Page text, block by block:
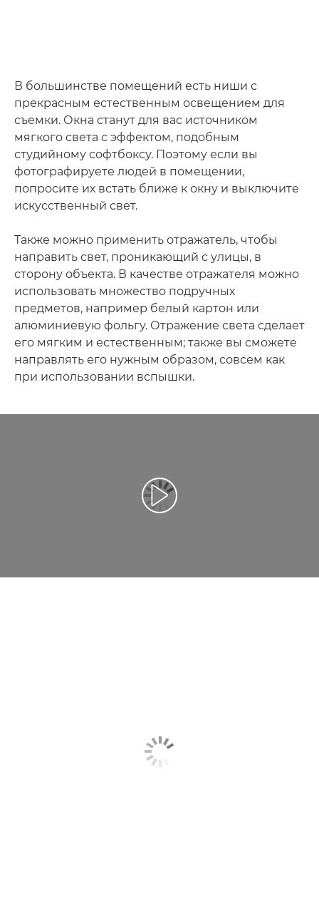
В большинстве помещений есть ниши с
прекрасным естественным освещением для
съемки. Окна станут для вас источником
мягкого света с эффектом, подобным
студийному софтбоксу. Поэтому если вы
фотографируете людей в помещении,
попросите их встать ближе к окну и выключите
искусственный свет.
Также можно применить отражатель, чтобы
направить свет, проникающий с улицы, в
сторону объекта. В качестве отражателя можно
использовать множество подручных
предметов, например белый картон или
алюминиевую фольгу. Отражение света сделает
его мягким и естественным; также вы сможете
направлять его нужным образом, совсем как
при использовании вспышки.
Воспроизведение видео